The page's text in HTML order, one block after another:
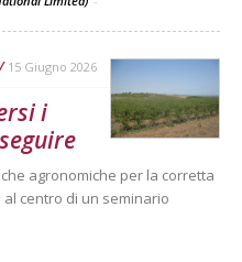
15 Giugno 2026
i
agronomiche per la corretta
centro di un seminario